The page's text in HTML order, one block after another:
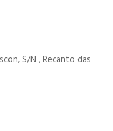
S/N , Recanto das